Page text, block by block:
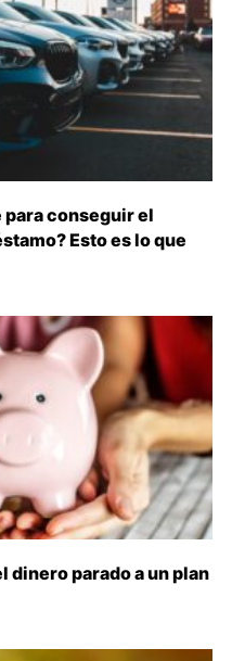
para conseguir el
Esto es lo que
dinero parado a un plan